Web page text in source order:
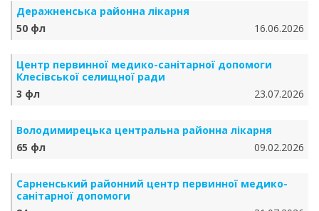
Деражненська районна лікарня
50 фл
16.06.2026
Центр первинної медико-санітарної допомоги
Клесівської селищної ради
3 фл
23.07.2026
Володимирецька центральна районна лікарня
65 фл
09.02.2026
Сарненський районний центр первинної медико-
санітарної допомоги